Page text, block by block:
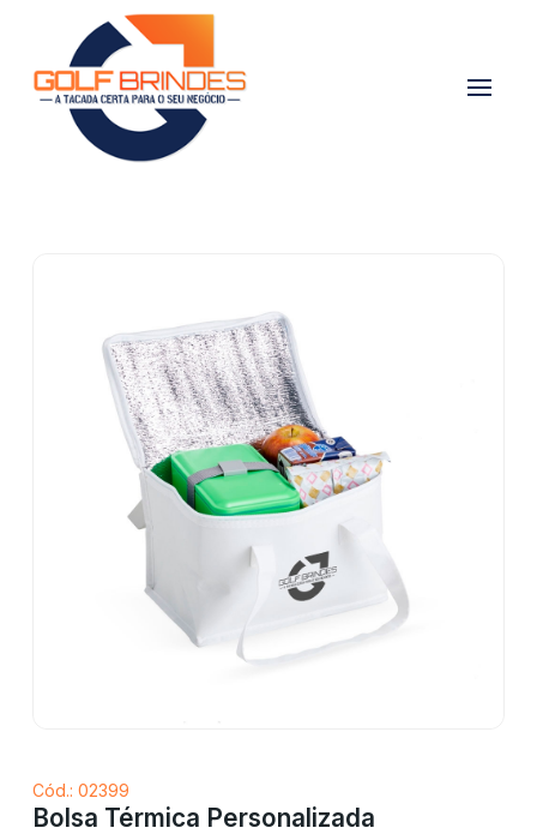
Cód.: 02399
Bolsa Térmica Personalizada